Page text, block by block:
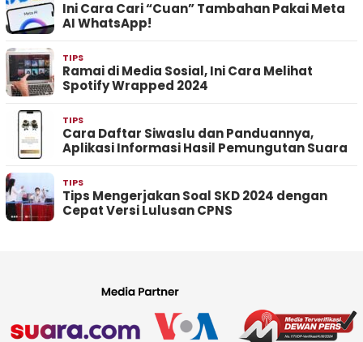
Ini Cara Cari “Cuan” Tambahan Pakai Meta
AI WhatsApp!
TIPS
Ramai di Media Sosial, Ini Cara Melihat
Spotify Wrapped 2024
TIPS
Cara Daftar Siwaslu dan Panduannya,
Aplikasi Informasi Hasil Pemungutan Suara
TIPS
Tips Mengerjakan Soal SKD 2024 dengan
Cepat Versi Lulusan CPNS